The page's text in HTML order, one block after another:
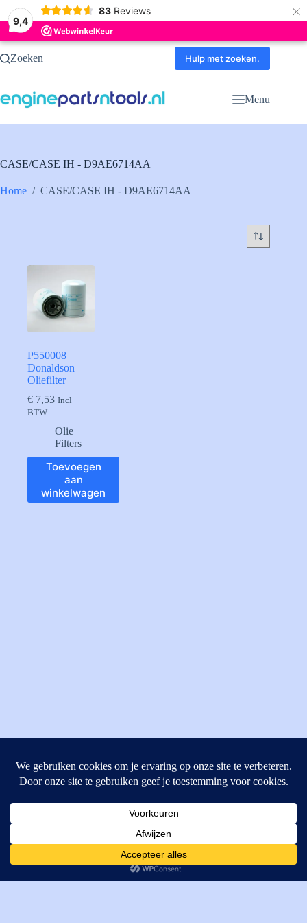
9,4
83 Reviews ×
Ga
naarZoeken Hulp met zoeken.
Menu
CASE/CASE IH - D9AE6714AA
Home / CASE/CASE IH - D9AE6714AA
P550008
Donaldson
Oliefilter
€ 7,53 Incl
BTW.
Olie
Filters
Toevoegen
aan
winkelwagen
4462GE, Goes
T: +31 (0) 111-484438
M:parts@mitechniek.nl
VAT: NL862802295B01
Cookies helpen ons bij het leveren van onze diensten. Door
gebruik te maken van onze diensten, gaat u akkoord met ons
gebruik van cookies.